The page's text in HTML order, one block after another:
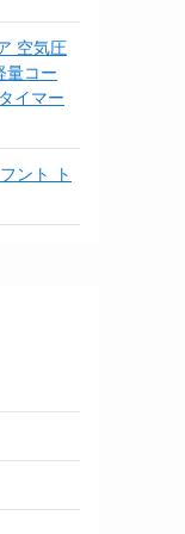
空気圧
量コー
イマー
ント ト